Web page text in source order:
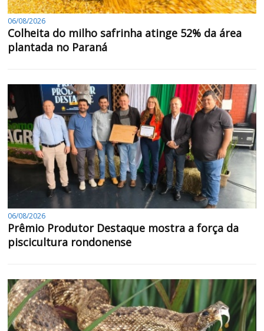
06/08/2026
Colheita do milho safrinha atinge 52% da área
plantada no Paraná
06/08/2026
Prêmio Produtor Destaque mostra a força da
piscicultura rondonense